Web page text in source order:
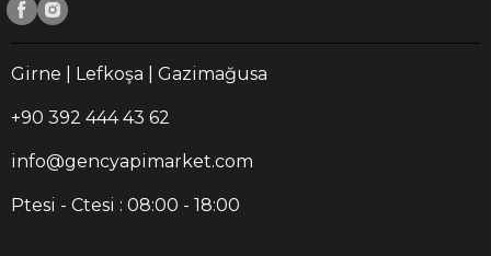
Girne | Lefkoşa | Gazimağusa
+90 392 444 43 62
info@gencyapimarket.com
Ptesi - Ctesi : 08:00 - 18:00